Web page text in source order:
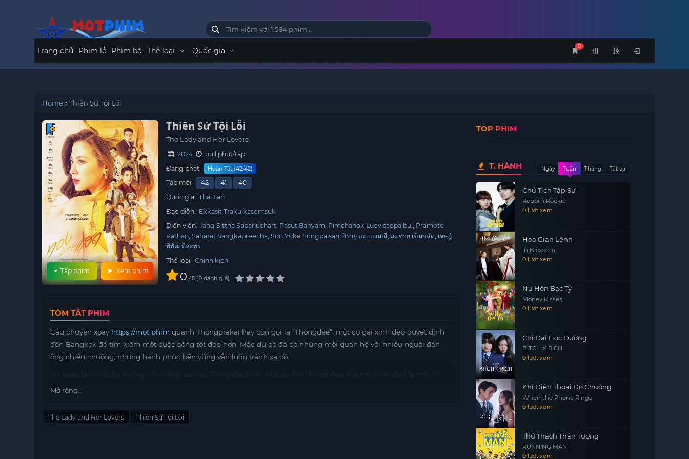
0
Trang chủ Phim lẻ Phim bộ Thể loại Quốc gia
Home»Thiên Sứ Tội Lỗi
Xem phim
Tập phim
Thiên Sứ Tội Lỗi
The Lady and Her Lovers
2024
null phút/tập
Đang phát:
Hoàn Tất (42/42)
Tập mới: 42 41
40
Quốc gia: Thái Lan
Đạo diễn: Ekkasit Trakulkasemsuk
Diễn viên: Iang Sittha Sapanuchart Pasut Banyam Pimchanok Luevisadpaibul Pramote
Pathan Saharat Sangkapreecha Son Yuke Songpaisan จิรายุ ละอองมณี สมชาย เข็มกลัด เจษฎ์
พิพัฒ ติละพร
Thể loại: Chính kịch
0 / 5 0 đánh giá
TÓM TẮT PHIM
Câu chuyện xoay https://mot phim quanh Thongprakai hay còn gọi là “Thongdee”, một cô gái xinh đẹp quyết định
đến Bangkok để tìm kiếm một cuộc sống tốt đẹp hơn. Mặc dù cô đã có những mối quan hệ với nhiều người đàn
ông chiều chuộng, nhưng hạnh phúc bền vững vẫn luôn tránh xa cô.
nguyền hơn là một món quà.
mối quan hệ xung quanh, mà còn phải khám phá bản thân mình. Cô nhận ra rằng, vẻ đẹp bên ngoài không thể
Mở rộng...
The Lady and Her Lovers Thiên Sứ Tội Lỗi
TOP PHIM
T. HÀNH Ngày Tuần Tháng Tất cả
Chủ Tịch Tập Sự
Reborn Rookie
0 lượt xem
Hoa Gian Lệnh
In Blossom
0 lượt xem
Nụ Hôn Bạc Tỷ
Money Kisses
0 lượt xem
Chị Đại Học Đường
BITCH X RICH
0 lượt xem
Khi Điện Thoại Đổ Chuông
When the Phone Rings
0 lượt xem
Thử Thách Thần Tượng
RUNNING MAN
0 lượt xem